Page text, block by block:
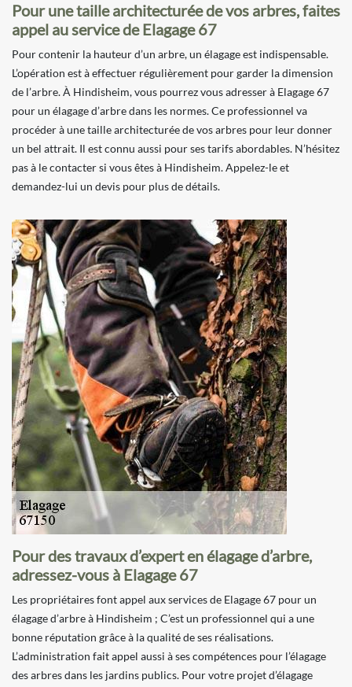
Pour une taille architecturée de vos arbres, faites
appel au service de Elagage 67
Pour contenir la hauteur d’un arbre, un élagage est indispensable.
L’opération est à effectuer régulièrement pour garder la dimension
de l’arbre. À Hindisheim, vous pourrez vous adresser à Elagage 67
pour un élagage d’arbre dans les normes. Ce professionnel va
procéder à une taille architecturée de vos arbres pour leur donner
un bel attrait. Il est connu aussi pour ses tarifs abordables. N’hésitez
pas à le contacter si vous êtes à Hindisheim. Appelez-le et
demandez-lui un devis pour plus de détails.
Pour des travaux d’expert en élagage d’arbre,
adressez-vous à Elagage 67
Les propriétaires font appel aux services de Elagage 67 pour un
élagage d’arbre à Hindisheim ; C’est un professionnel qui a une
bonne réputation grâce à la qualité de ses réalisations.
L’administration fait appel aussi à ses compétences pour l’élagage
des arbres dans les jardins publics. Pour votre projet d’élagage